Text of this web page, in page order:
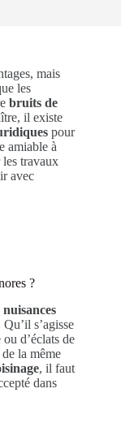
mais
les
bruits de
il existe
pour
amiable à
les travaux
avec
?
nuisances
Qu’il s’agisse
d’éclats de
la même
, il faut
dans